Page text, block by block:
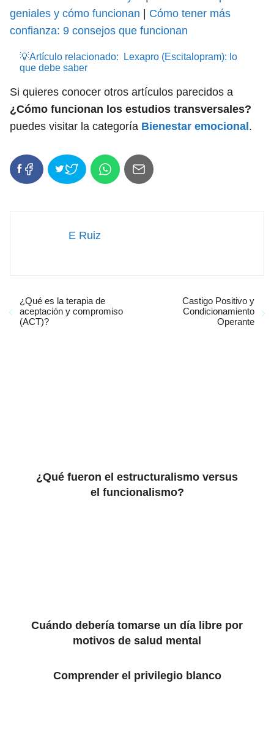
geniales y cómo funcionan | Cómo tener más
confianza: 9 consejos que funcionan
💡Artículo relacionado:
Lexapro (Escitalopram): lo
que debe saber
Si quieres conocer otros artículos parecidos a
¿Cómo funcionan los estudios transversales?
puedes visitar la categoría Bienestar emocional.
E Ruiz
¿Qué es la terapia de
aceptación y compromiso
(ACT)?
Castigo Positivo y
Condicionamiento
Operante
¿Qué fueron el estructuralismo versus
el funcionalismo?
Cuándo debería tomarse un día libre por
motivos de salud mental
Comprender el privilegio blanco